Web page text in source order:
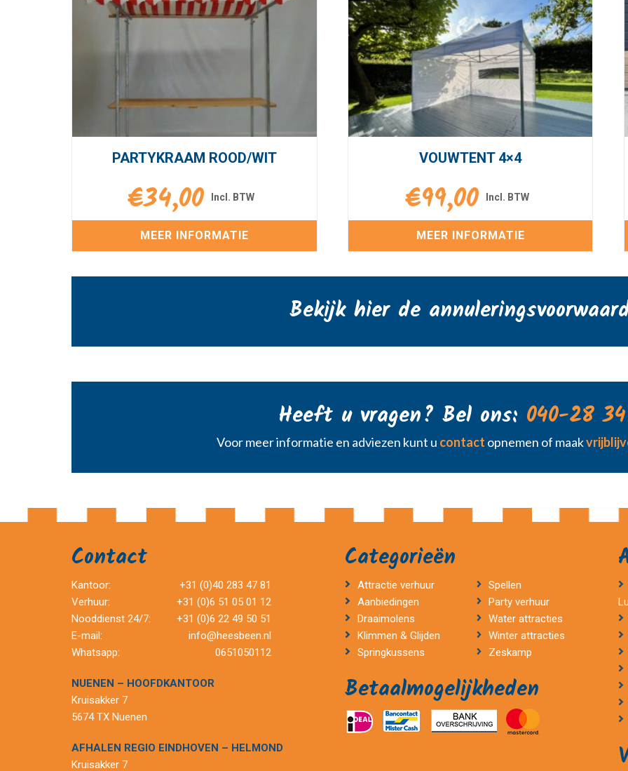
PARTYKRAAM ROOD/WIT
€34,00
MEER INFORMATIE
VOUWTENT 4×4
€99,00
MEER INFORMATIE
Bekijk hier de
Heeft u vragen? Bel ons: 040-28
Voor meer informatie en adviezen kunt u contact opnemen of maak
Contact
Kantoor:
+31 (0)40 283 47 81
Verhuur:
+31 (0)6 51 05 01 12
Nooddienst 24/7:
+31 (0)6 22 49 50 51
E-mail:
info@heesbeen.nl
Whatsapp:
0651050112
NUENEN – HOOFDKANTOOR
Kruisakker 7
5674 TX Nuenen
AFHALEN REGIO EINDHOVEN – HELMOND
Kruisakker 7
Categorieën
Attractie verhuur
Aanbiedingen
Draaimolens
Klimmen & Glijden
Springkussens
Spellen
Party verhuur
Water attracties
Winter attracties
Zeskamp
Betaalmogelijkheden